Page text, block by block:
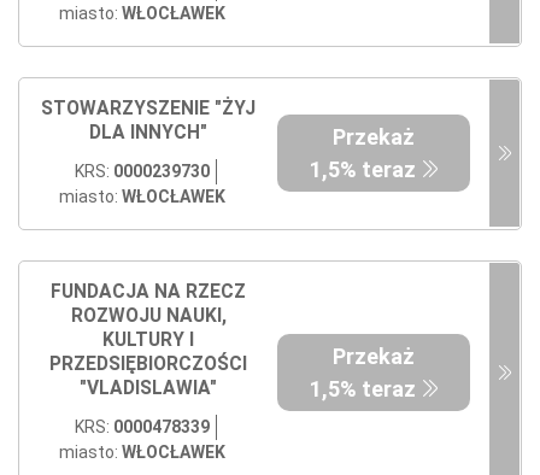
miasto: WŁOCŁAWEK
STOWARZYSZENIE "ŻYJ
DLA INNYCH"
KRS: 0000239730
miasto: WŁOCŁAWEK
Przekaż
1,5% teraz
FUNDACJA NA RZECZ
ROZWOJU NAUKI,
KULTURY I
PRZEDSIĘBIORCZOŚCI
"VLADISLAWIA"
KRS: 0000478339
miasto: WŁOCŁAWEK
Przekaż
1,5% teraz